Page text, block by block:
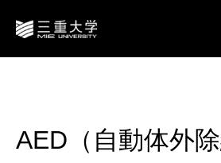
AED（自動体外除